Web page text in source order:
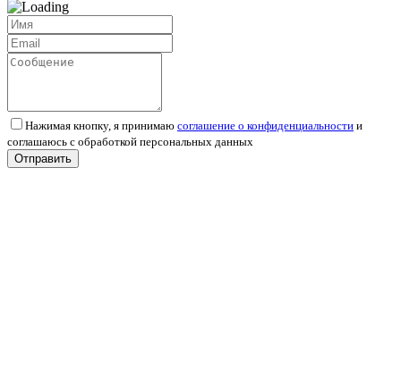
Нажимая кнопку, я принимаю соглашение о конфиденциальности и
соглашаюсь с обработкой персональных данных
Отправить